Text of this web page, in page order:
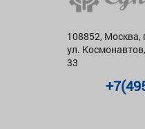
108852,
ул.
33